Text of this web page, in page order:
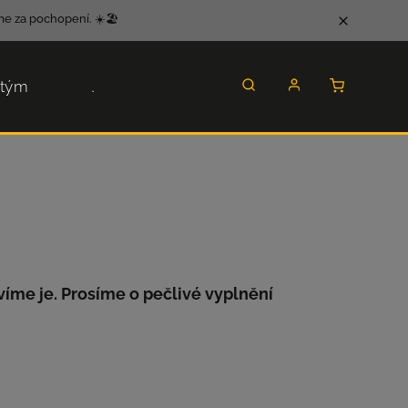
za pochopení. ☀️🏖️
Jak nakoupit
je. Prosíme o pečlivé vyplnění